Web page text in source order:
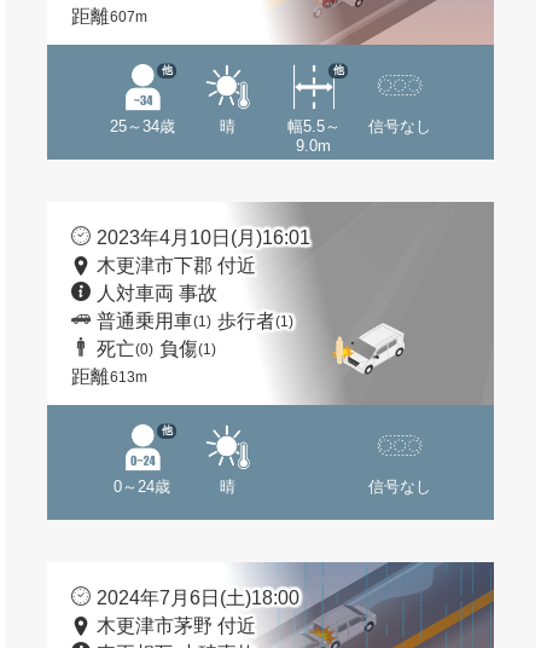
距離607m
25～34歳
他
晴
幅5.5～
9.0m
他
信号なし
2023年4月10日(月)16:01
木更津市下郡 付近
人対車両 事故
普通乗用車(1) 歩行者(1)
死亡(0) 負傷(1)
距離613m
0～24歳
他
晴 信号なし
2024年7月6日(土)18:00
木更津市茅野 付近